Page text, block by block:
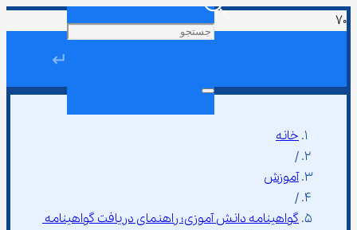
↵
خانه
/
آموزش
/
گواهینامه دانش آموزی؛ راهنمای دریافت گواهینامه